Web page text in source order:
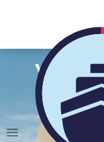
Votre